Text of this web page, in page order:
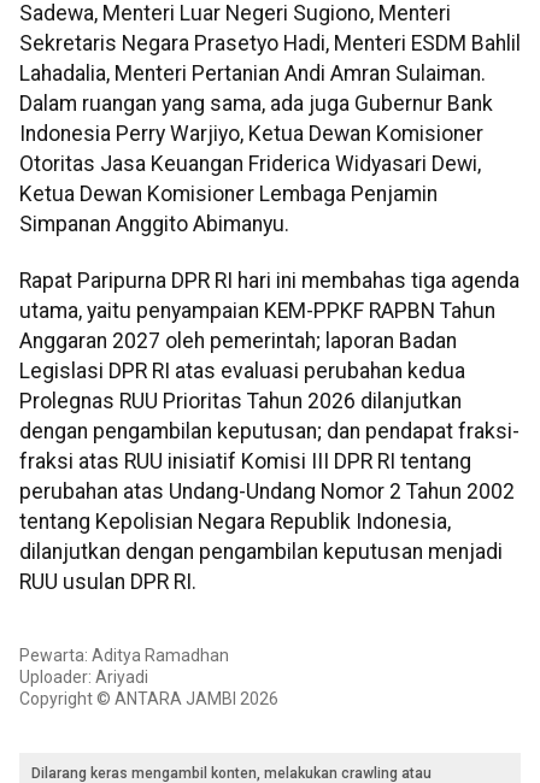
Sadewa, Menteri Luar Negeri Sugiono, Menteri
Sekretaris Negara Prasetyo Hadi, Menteri ESDM Bahlil
Lahadalia, Menteri Pertanian Andi Amran Sulaiman.
Dalam ruangan yang sama, ada juga Gubernur Bank
Indonesia Perry Warjiyo, Ketua Dewan Komisioner
Otoritas Jasa Keuangan Friderica Widyasari Dewi,
Ketua Dewan Komisioner Lembaga Penjamin
Simpanan Anggito Abimanyu.
Rapat Paripurna DPR RI hari ini membahas tiga agenda
utama, yaitu penyampaian KEM-PPKF RAPBN Tahun
Anggaran 2027 oleh pemerintah; laporan Badan
Legislasi DPR RI atas evaluasi perubahan kedua
Prolegnas RUU Prioritas Tahun 2026 dilanjutkan
dengan pengambilan keputusan; dan pendapat fraksi-
fraksi atas RUU inisiatif Komisi III DPR RI tentang
perubahan atas Undang-Undang Nomor 2 Tahun 2002
tentang Kepolisian Negara Republik Indonesia,
dilanjutkan dengan pengambilan keputusan menjadi
RUU usulan DPR RI.
Pewarta: Aditya Ramadhan
Uploader: Ariyadi
Copyright © ANTARA JAMBI 2026
Dilarang keras mengambil konten, melakukan crawling atau